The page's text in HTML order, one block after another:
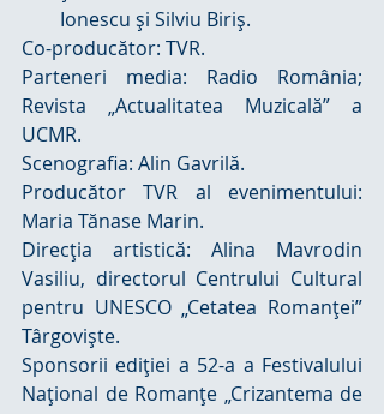
Ionescu şi Silviu Biriş.
Co-producător: TVR.
Parteneri media: Radio România;
Revista „Actualitatea Muzicală” a
UCMR.
Scenografia: Alin Gavrilă.
Producător TVR al evenimentului:
Maria Tănase Marin.
Direcţia artistică: Alina Mavrodin
Vasiliu, directorul Centrului Cultural
pentru UNESCO „Cetatea Romanţei”
Târgovişte.
Sponsorii ediţiei a 52-a a Festivalului
Naţional de Romanţe „Crizantema de